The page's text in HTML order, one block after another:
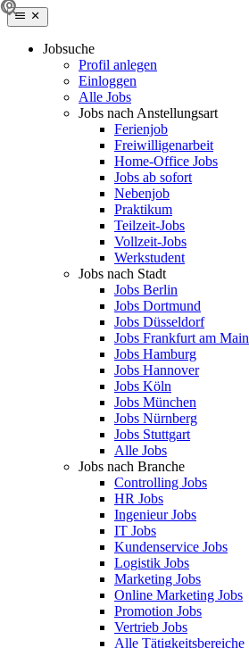
Jobsuche
Profil anlegen
Einloggen
Alle Jobs
Jobs nach Anstellungsart
Ferienjob
Freiwilligenarbeit
Home-Office Jobs
Jobs ab sofort
Nebenjob
Praktikum
Teilzeit-Jobs
Vollzeit-Jobs
Werkstudent
Jobs nach Stadt
Jobs Berlin
Jobs Dortmund
Jobs Düsseldorf
Jobs Frankfurt am Main
Jobs Hamburg
Jobs Hannover
Jobs Köln
Jobs München
Jobs Nürnberg
Jobs Stuttgart
Alle Jobs
Jobs nach Branche
Controlling Jobs
HR Jobs
Ingenieur Jobs
IT Jobs
Kundenservice Jobs
Logistik Jobs
Marketing Jobs
Online Marketing Jobs
Promotion Jobs
Vertrieb Jobs
Alle Tätigkeitsbereiche